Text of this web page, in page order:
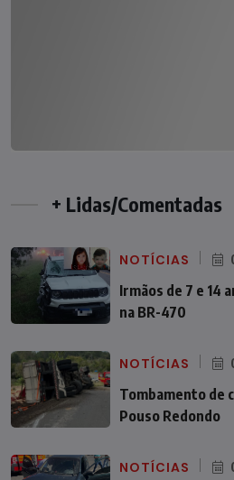
+ Lidas/Comentadas
NOTÍCIAS
Irmãos de 7 e 14
na BR-470
NOTÍCIAS
Tombamento de
Pouso Redondo
NOTÍCIAS